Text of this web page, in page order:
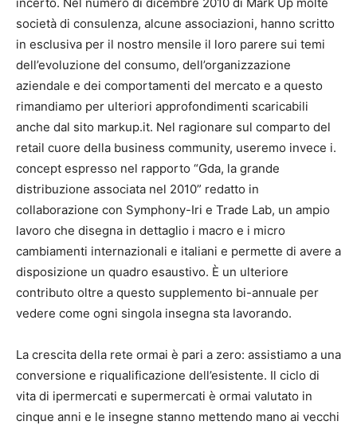
società di consulenza, alcune associazioni, hanno scritto
in esclusiva per il nostro mensile il loro parere sui temi
dell’evoluzione del consumo, dell’organizzazione
aziendale e dei comportamenti del mercato e a questo
rimandiamo per ulteriori approfondimenti scaricabili
anche dal sito markup.it. Nel ragionare sul comparto del
retail cuore della business community, useremo invece i.
concept espresso nel rapporto “Gda, la grande
distribuzione associata nel 2010” redatto in
collaborazione con Symphony-Iri e Trade Lab, un ampio
lavoro che disegna in dettaglio i macro e i micro
cambiamenti internazionali e italiani e permette di avere a
disposizione un quadro esaustivo. È un ulteriore
contributo oltre a questo supplemento bi-annuale per
vedere come ogni singola insegna sta lavorando.
La crescita della rete ormai è pari a zero: assistiamo a una
conversione e riqualificazione dell’esistente. Il ciclo di
vita di ipermercati e supermercati è ormai valutato in
cinque anni e le insegne stanno mettendo mano ai vecchi